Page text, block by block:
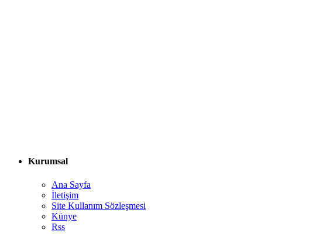
Kurumsal
Ana Sayfa
İletişim
Site Kullanım Sözleşmesi
Künye
Rss